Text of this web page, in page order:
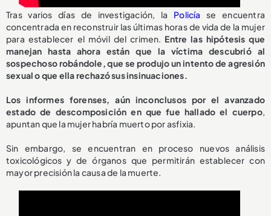
Tras varios días de investigación, la Policía se encuentra
concentrada en reconstruir las últimas horas de vida de la mujer
para establecer el móvil del crimen. Entre las hipótesis que
manejan hasta ahora están que la víctima descubrió al
sospechoso robándole, que se produjo un intento de agresión
sexual o que ella rechazó sus insinuaciones.
Los informes forenses, aún inconclusos por el avanzado
estado de descomposición en que fue hallado el cuerpo,
apuntan que la mujer habría muerto por asfixia.
Sin embargo, se encuentran en proceso nuevos análisis
toxicológicos y de órganos que permitirán establecer con
mayor precisión la causa de la muerte.